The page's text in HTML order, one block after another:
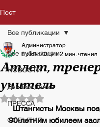
Пост
Все публикации
НОВОСТИ
Дни Рождения
ПРЕССА
СОБЫТИЯ
Все публикации
Атлет,
учитель
Администратор
8 июн. 2019 г. 2 мин. чтения
Оценка: не число из 5
Штангисты Москвы
90-летним юбилеем